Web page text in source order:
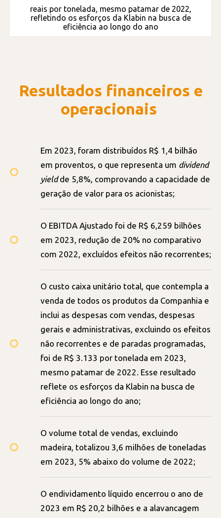
reais por tonelada, mesmo patamar de 2022,
refletindo os esforços da Klabin na busca de
eficiência ao longo do ano
Resultados financeiros e
operacionais
Em 2023, foram distribuídos R$ 1,4 bilhão
em proventos, o que representa um dividend
yieldde 5,8%, comprovando a capacidade de
geração de valor para os acionistas;
O EBITDA Ajustado foi de R$ 6,259 bilhões
em 2023, redução de 20% no comparativo
com 2022, excluídos efeitos não recorrentes;
O custo caixa unitário total, que contempla a
venda de todos os produtos da Companhia e
inclui as despesas com vendas, despesas
gerais e administrativas, excluindo os efeitos
não recorrentes e de paradas programadas,
foi de R$ 3.133 por tonelada em 2023,
mesmo patamar de 2022. Esse resultado
reflete os esforços da Klabin na busca de
eficiência ao longo do ano;
O volume total de vendas, excluindo
madeira, totalizou 3,6 milhões de toneladas
em 2023, 5% abaixo do volume de 2022;
O endividamento líquido encerrou o ano de
2023 em R$ 20,2 bilhões e a alavancagem